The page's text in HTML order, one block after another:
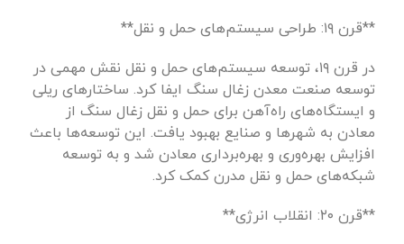
**قرن ۱۹: طراحی سیستم‌های حمل و نقل**
در قرن ۱۹، توسعه سیستم‌های حمل و نقل نقش مهمی در
توسعه صنعت معدن زغال سنگ ایفا کرد. ساختارهای ریلی
و ایستگاه‌های راه‌آهن برای حمل و نقل زغال سنگ از
معادن به شهرها و صنایع بهبود یافت. این توسعه‌ها باعث
افزایش بهره‌وری و بهره‌برداری معادن شد و به توسعه
شبکه‌های حمل و نقل مدرن کمک کرد.
**قرن ۲۰: انقلاب انرژی**